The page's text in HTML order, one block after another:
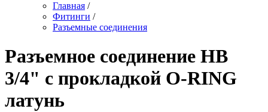
Главная /
Фитинги /
Разъемные соединения
Разъемное соединение НВ
3/4" с прокладкой O-RING
латунь